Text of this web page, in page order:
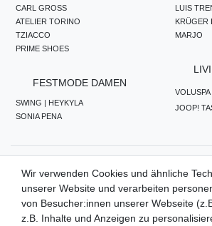
CARL GROSS
ATELIER TORINO
TZIACCO
PRIME SHOES
FESTMODE DAMEN
SWING | HEYKYLA
SONIA PENA
LUIS
KRÜGER
MARJO
JOOP!
Wir verwenden Cookies und ähnliche
unserer Website und verarbeiten
von Besucher:innen unserer Webseite
z.B. Inhalte und Anzeigen zu